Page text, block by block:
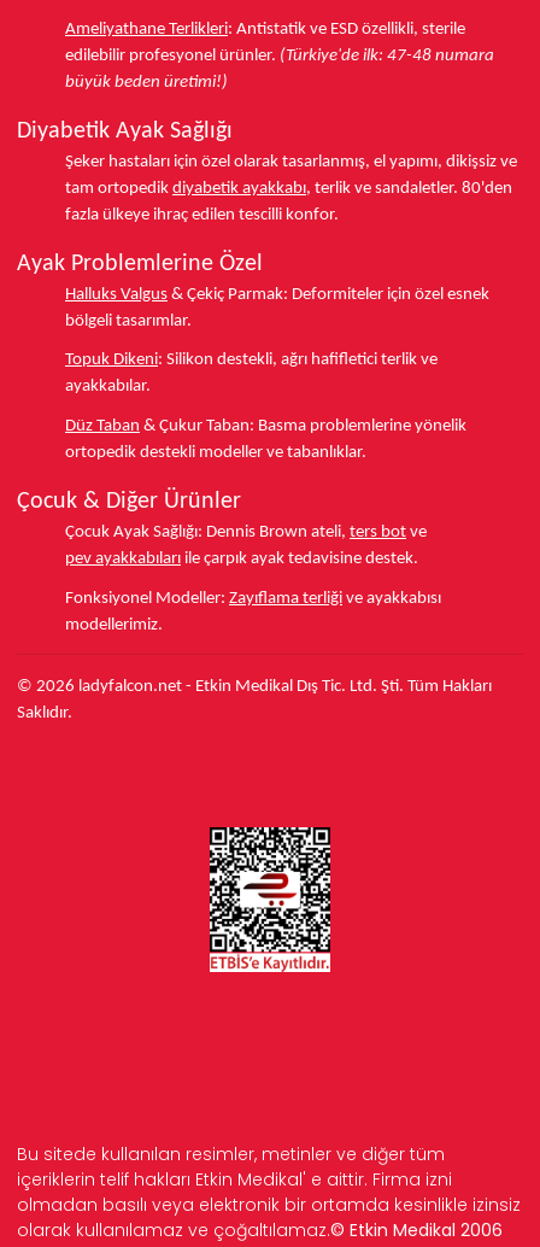
Ameliyathane Terlikleri: Antistatik ve ESD özellikli, sterile
edilebilir profesyonel ürünler. (Türkiye'de ilk: 47-48 numara
büyük beden üretimi!)
Diyabetik Ayak Sağlığı
Şeker hastaları için özel olarak tasarlanmış, el yapımı, dikişsiz ve
tam ortopedik diyabetik ayakkabı, terlik ve sandaletler. 80'den
fazla ülkeye ihraç edilen tescilli konfor.
Ayak Problemlerine Özel
Halluks Valgus & Çekiç Parmak: Deformiteler için özel esnek
bölgeli tasarımlar.
Topuk Dikeni: Silikon destekli, ağrı hafifletici terlik ve
ayakkabılar.
Düz Taban & Çukur Taban: Basma problemlerine yönelik
ortopedik destekli modeller ve tabanlıklar.
Çocuk & Diğer Ürünler
Çocuk Ayak Sağlığı: Dennis Brown ateli, ters bot ve
pev ayakkabıları ile çarpık ayak tedavisine destek.
Fonksiyonel Modeller: Zayıflama terliği ve ayakkabısı
modellerimiz.
© 2026 ladyfalcon.net - Etkin Medikal Dış Tic. Ltd. Şti. Tüm Hakları
Saklıdır.
Bu sitede kullanılan resimler, metinler ve diğer tüm
içeriklerin telif hakları Etkin Medikal' e aittir. Firma izni
olmadan basılı veya elektronik bir ortamda kesinlikle izinsiz
olarak kullanılamaz ve çoğaltılamaz.© Etkin Medikal 2006